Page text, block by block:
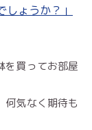
しょうか？」
を買ってお部屋
何気なく期待も